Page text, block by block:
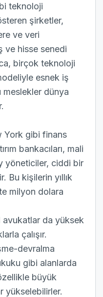
teknoloji
şirketler,
ve veri
ve hisse senedi
birçok teknoloji
esnek iş
meslekler dünya
York gibi finans
bankacıları, mali
yöneticiler, ciddi bir
Bu kişilerin yıllık
milyon dolara
avukatlar da yüksek
çalışır.
devralma
gibi alanlarda
büyük
yükselebilirler.